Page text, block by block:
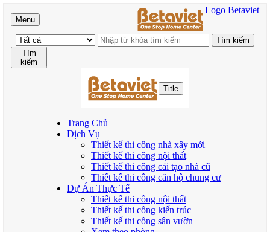
Menu
Logo Betaviet
Tìm
kiếm
Title
Trang Chủ
Dịch Vụ
Thiết kế thi công nhà xây mới
Thiết kế thi công nội thất
Thiết kế thi công cải tạo nhà cũ
Thiết kế thi công căn hộ chung cư
Dự Án Thực Tế
Thiết kế thi công nội thất
Thiết kế thi công kiến trúc
Thiết kế thi công sân vườn